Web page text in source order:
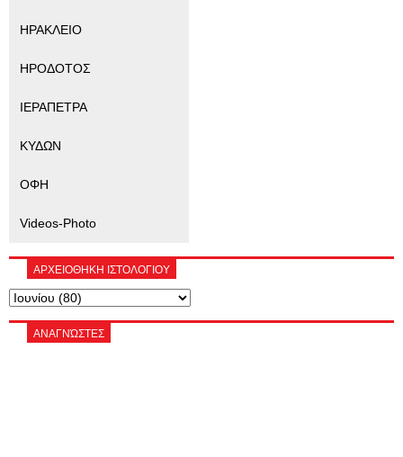
ΗΡΑΚΛΕΙΟ
ΗΡΟΔΟΤΟΣ
ΙΕΡΑΠΕΤΡΑ
ΚΥΔΩΝ
ΟΦΗ
Videos-Photo
ΑΡΧΕΙΟΘΗΚΗ ΙΣΤΟΛΟΓΙΟΥ
ΑΝΑΓΝΏΣΤΕΣ